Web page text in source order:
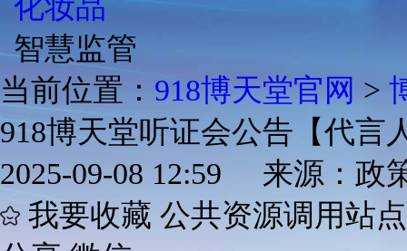
化妆品
智慧监管
当前位置： 918博天堂官网 >
918博天堂听证会公告【代言
2025-09-08 12:59 来源：政
我要收藏 公共资源调用站